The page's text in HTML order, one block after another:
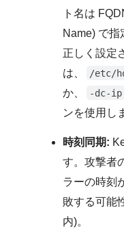
ト名は
Name) で
正しく設定
は、
/etc/
か、
-dc-ip
ンを使用し
時刻同期:
す。攻撃者
ラーの時刻
敗する可能
内)。